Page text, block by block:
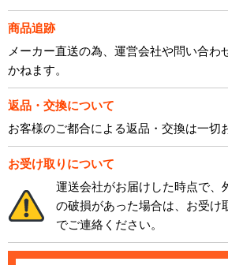
商品追跡
メーカー直送の為、運営会社や問い合わ
かねます。
返品・交換について
お客様のご都合による返品・交換は一切
お受け取りについて
運送会社がお届けした時点で、
の破損があった場合は、お受け
でご連絡ください。